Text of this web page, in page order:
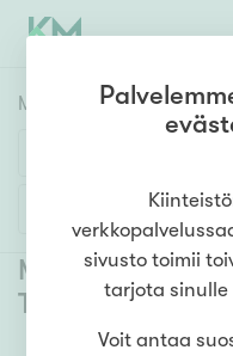
Myyntikohteet
1h 2h
Asuntotyyppi
Lisää hakuehtoja
Myytävät
Tanelinranta (1)
sivusto toimii
tarjota sinulle
Voit antaa